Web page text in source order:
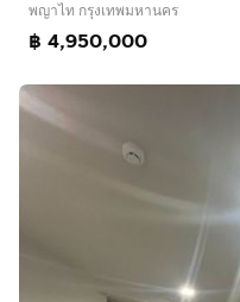
พญาไท กรุงเทพมหานคร
฿ 4,950,000